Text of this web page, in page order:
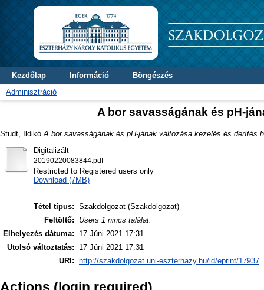
Kezdőlap Információ
Böngészés
Adminisztráció
A bor savasságának és pH-
Studt, Ildikó A bor savasságának és pH-jának változása kezelés és derítés
Digitalizált
20190220083844.pdf
Restricted to Registered users only
Download (7MB)
Tétel típus: Szakdolgozat (Szakdolgozat)
Feltöltő:
Users 1 nincs találat.
Elhelyezés dátuma:
17 Júni 2021 17:31
Utolsó változtatás:
17 Júni 2021 17:31
URI:
http://szakdolgozat.uni-eszterhazy.hu/id/eprint/17937